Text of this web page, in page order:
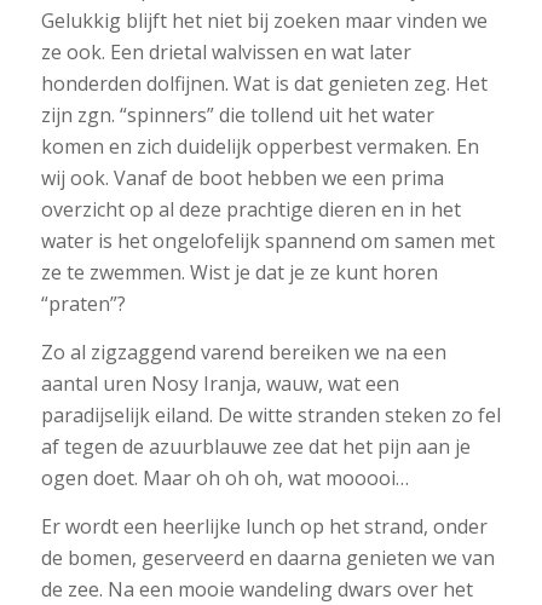
Gelukkig blijft het niet bij zoeken maar vinden we
ze ook. Een drietal walvissen en wat later
honderden dolfijnen. Wat is dat genieten zeg. Het
zijn zgn. “spinners” die tollend uit het water
komen en zich duidelijk opperbest vermaken. En
wij ook. Vanaf de boot hebben we een prima
overzicht op al deze prachtige dieren en in het
water is het ongelofelijk spannend om samen met
ze te zwemmen. Wist je dat je ze kunt horen
“praten”?
Zo al zigzaggend varend bereiken we na een
aantal uren Nosy Iranja, wauw, wat een
paradijselijk eiland. De witte stranden steken zo fel
af tegen de azuurblauwe zee dat het pijn aan je
ogen doet. Maar oh oh oh, wat mooooi…
Er wordt een heerlijke lunch op het strand, onder
de bomen, geserveerd en daarna genieten we van
de zee. Na een mooie wandeling dwars over het